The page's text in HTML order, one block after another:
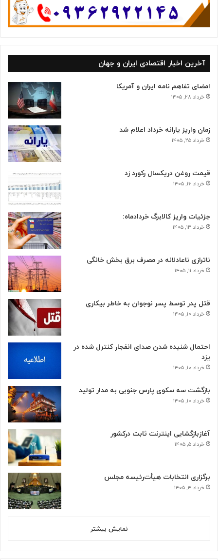
آخرین اخبار اقتصادی ایران و جهان
امضای تفاهم نامه ایران و آمریکا
خرداد ۲۸, ۱۴۰۵
زمان واریز یارانه خرداد اعلام شد
خرداد ۲۵, ۱۴۰۵
قیمت روغن دریکسال رکورد زد
خرداد ۱۶, ۱۴۰۵
جزئیات واریز کالابرگ خردادماه:
خرداد ۱۳, ۱۴۰۵
ناترازی ناعادلانه در مصرف برق بخش خانگی
خرداد ۱۱, ۱۴۰۵
قتل پدر توسط پسر نوجوان به خاطر بیکاری
خرداد ۱۰, ۱۴۰۵
احتمال شنیده شدن صدای انفجار کنترل شده در
یزد
خرداد ۱۰, ۱۴۰۵
بازگشت سه سکوی پارس جنوبی به مدار تولید
خرداد ۱۰, ۱۴۰۵
آغازبازگشایی اینترنت ثابت درکشور
خرداد ۵, ۱۴۰۵
برگزاری انتخابات هیأت‌رئیسه مجلس
خرداد ۴, ۱۴۰۵
نمایش بیشتر